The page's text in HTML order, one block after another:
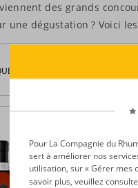
des grands
une dégustation ? Voici
Pour La Compagnie du
sert à améliorer nos
utilisation, sur « Gérer mes
savoir plus, veuillez